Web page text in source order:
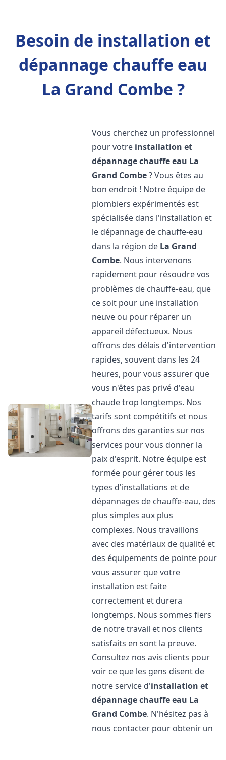
Besoin de installation et
dépannage chauffe eau
La Grand Combe ?
Vous cherchez un professionnel
pour votre installation et
dépannage chauffe eau La
Grand Combe? Vous êtes au
bon endroit ! Notre équipe de
plombiers expérimentés est
spécialisée dans l'installation et
le dépannage de chauffe-eau
dans la région de La Grand
Combe. Nous intervenons
rapidement pour résoudre vos
problèmes de chauffe-eau, que
ce soit pour une installation
neuve ou pour réparer un
appareil défectueux. Nous
offrons des délais d'intervention
rapides, souvent dans les 24
heures, pour vous assurer que
vous n'êtes pas privé d'eau
chaude trop longtemps. Nos
tarifs sont compétitifs et nous
offrons des garanties sur nos
services pour vous donner la
paix d'esprit. Notre équipe est
formée pour gérer tous les
types d'installations et de
dépannages de chauffe-eau, des
plus simples aux plus
complexes. Nous travaillons
avec des matériaux de qualité et
des équipements de pointe pour
vous assurer que votre
installation est faite
correctement et durera
longtemps. Nous sommes fiers
de notre travail et nos clients
satisfaits en sont la preuve.
Consultez nos avis clients pour
voir ce que les gens disent de
notre service d'installation et
dépannage chauffe eau La
Grand Combe. N'hésitez pas à
nous contacter pour obtenir un